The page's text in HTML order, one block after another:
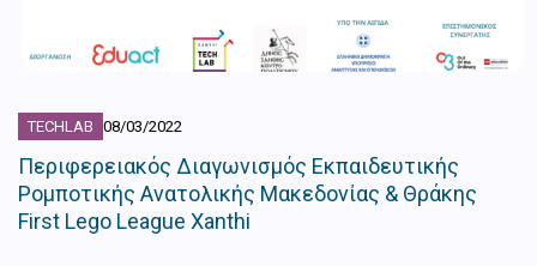
TECHLAB 08/03/2022
Περιφερειακός Διαγωνισμός Εκπαιδευτικής
Ρομποτικής Ανατολικής Μακεδονίας & Θράκης
First Lego League Xanthi